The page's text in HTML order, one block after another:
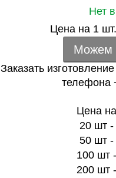
Нет
Цена на 1
Можем
Заказать
телефона
Цена
20 шт
50 шт
100 шт
200 шт -